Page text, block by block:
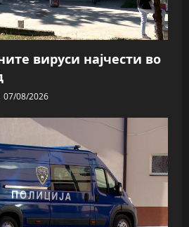
вируси најчести во
07/08/2026